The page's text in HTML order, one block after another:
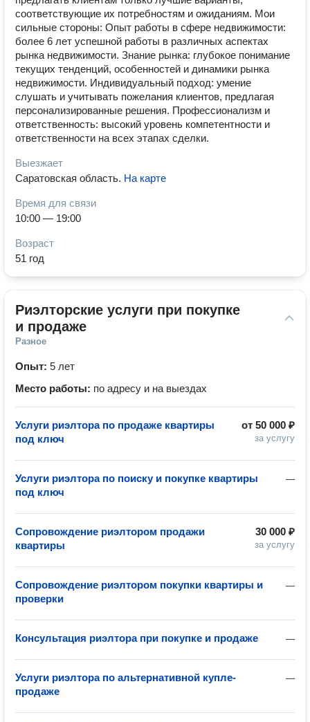
соответствующие их потребностям и ожиданиям. Мои
сильные стороны: Опыт работы в сфере недвижимости:
более 6 лет успешной работы в различных аспектах
рынка недвижимости. Знание рынка: глубокое понимание
текущих тенденций, особенностей и динамики рынка
недвижимости. Индивидуальный подход: умение
слушать и учитывать пожелания клиентов, предлагая
персонализированные решения. Профессионализм и
ответственность: высокий уровень компетентности и
ответственности на всех этапах сделки.
Выезжает
Саратовская область. На карте
Время для связи
10:00 — 19:00
Возраст
51 год
Риэлторские услуги при покупке
и продаже
Разное
Опыт: 5 лет
Место работы: по адресу и на выездах
от 50 000 ₽
за услугу
Услуги риэлтора по продаже квартиры
под ключ
—
Услуги риэлтора по поиску и покупке квартиры
под ключ
30 000 ₽
за услугу
Сопровождение риэлтором продажи
квартиры
—
Сопровождение риэлтором покупки квартиры и
проверки
—
Консультация риэлтора при покупке и продаже
—
Услуги риэлтора по альтернативной купле-
продаже